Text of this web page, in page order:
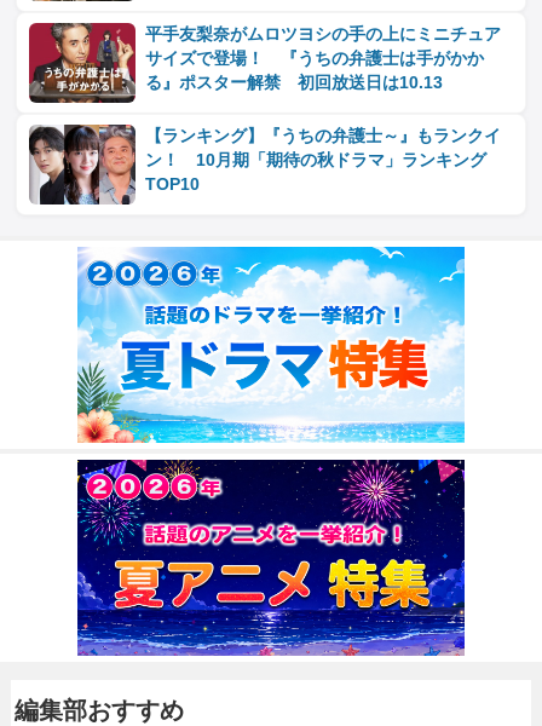
平手友梨奈がムロツヨシの手の上にミニチュア
サイズで登場！ 『うちの弁護士は手がかか
る』ポスター解禁 初回放送日は10.13
【ランキング】『うちの弁護士～』もランクイ
ン！ 10月期「期待の秋ドラマ」ランキング
TOP10
編集部おすすめ